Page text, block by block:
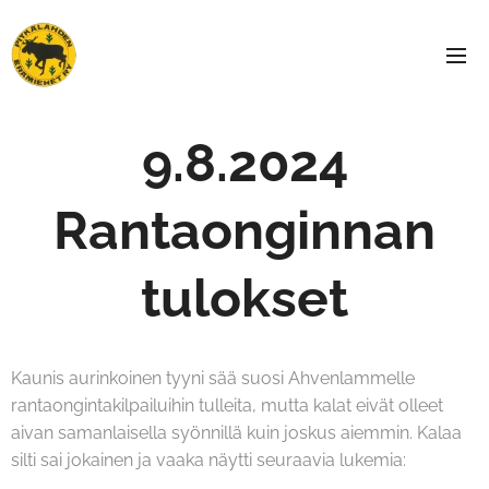
9.8.2024
Rantaonginnan
tulokset
Kaunis aurinkoinen tyyni sää suosi Ahvenlammelle
rantaongintakilpailuihin tulleita, mutta kalat eivät olleet
aivan samanlaisella syönnillä kuin joskus aiemmin. Kalaa
silti sai jokainen ja vaaka näytti seuraavia lukemia: